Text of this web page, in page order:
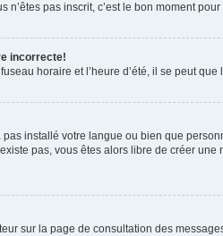
pas inscrit, c’est le bon moment
incorrecte!
horaire et l’heure d’été, il se peut
installé votre langue ou bien que
pas, vous êtes alors libre de créer
sur la page de consultation des